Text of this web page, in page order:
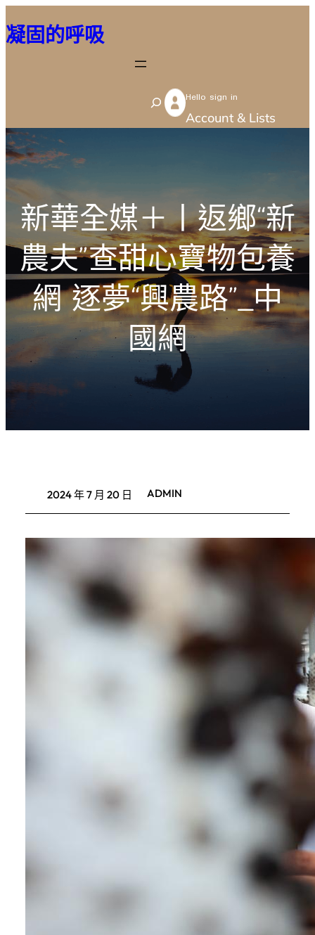
至
容
凝固的呼吸
S
e
h
Hello sign in
Account & Lists
新華全媒＋丨返鄉“新
農夫”查甜心寶物包養
網 逐夢“興農路”_中
國網
2024 年 7 月 20 日 ADMIN